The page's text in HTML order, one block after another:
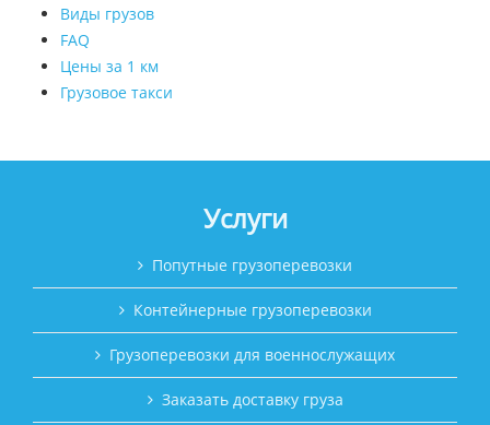
Виды грузов
FAQ
Цены за 1 км
Грузовое такси
Услуги
Попутные грузоперевозки
Контейнерные грузоперевозки
Грузоперевозки для военнослужащих
Заказать доставку груза